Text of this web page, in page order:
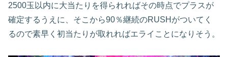
2500玉以内に大当たりを得られればその時点でプラスが
確定するうえに、そこから90％継続のRUSH がついてく
るので素早く初当たりが取れればエライことになりそう。